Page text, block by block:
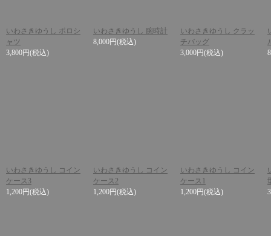
いわさきゆうし ポロシ
ャツ
3,800円(税込)
いわさきゆうし 腕時計
8,000円(税込)
いわさきゆうし クラッ
チバッグ
3,000円(税込)
いわさきゆうし コイン
ケース3
1,200円(税込)
いわさきゆうし コイン
ケース2
1,200円(税込)
いわさきゆうし コイン
ケース1
1,200円(税込)